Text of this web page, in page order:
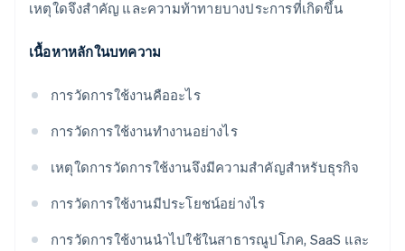
เหตุใดจึงสําคัญ และความท้าทายบางประการที่เกิดขึ้น
เนื้อหาหลักในบทความ
การวัดการใช้งานคืออะไร
การวัดการใช้งานทํางานอย่างไร
เหตุใดการวัดการใช้งานจึงมีความสําคัญสําหรับธุรกิจ
การวัดการใช้งานมีประโยชน์อย่างไร
การวัดการใช้งานนําไปใช้ในสาธารณูปโภค, SaaS และ